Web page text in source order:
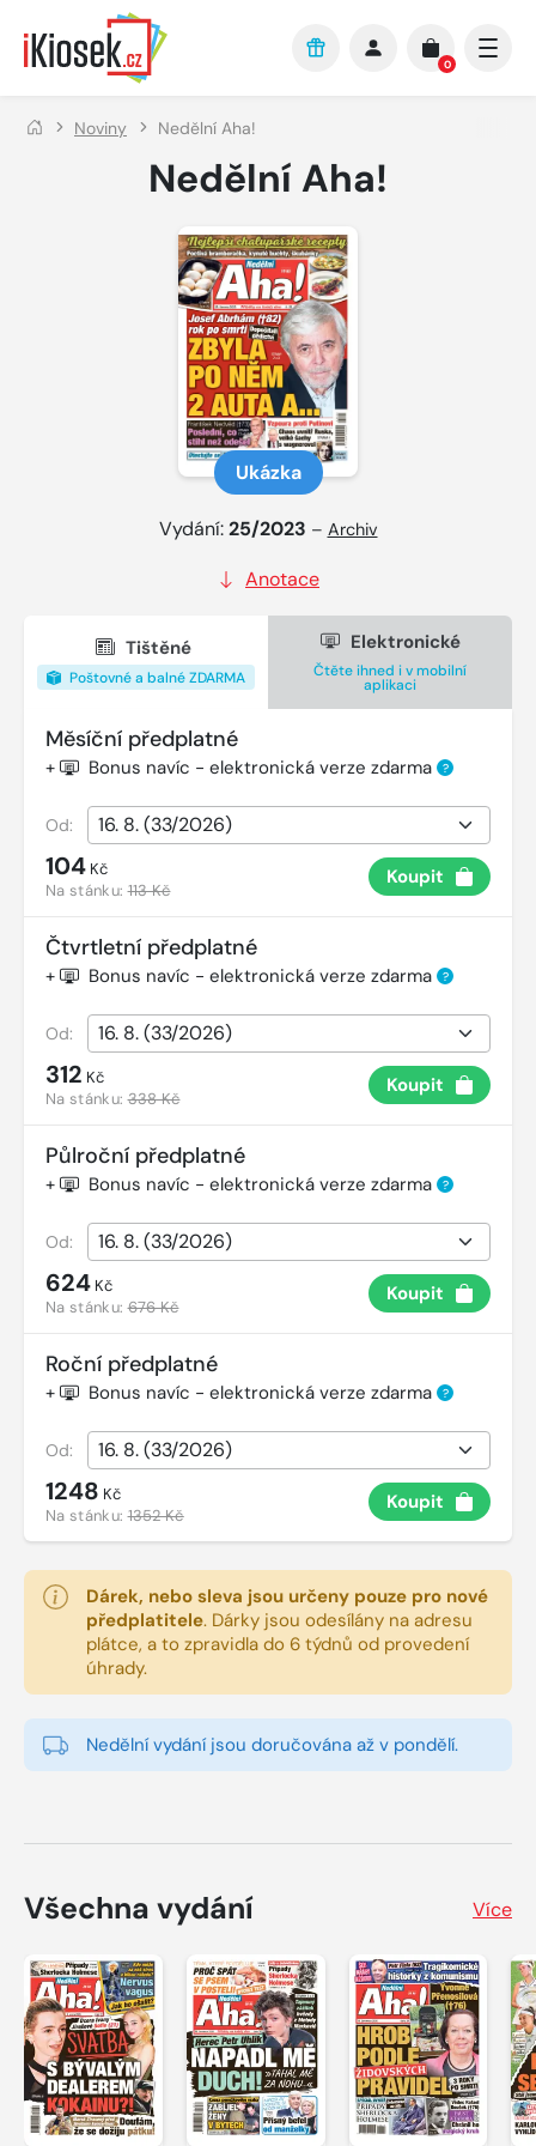
Přejít na hlavní obsah
0
Noviny Nedělní Aha!
Nedělní Aha!
Ukázka
Vydání:25/2023 – Archiv
Anotace
Tištěné
Poštovné a balné ZDARMA
Elektronické
Čtěte ihned i v mobilní
aplikaci
Měsíční předplatné
+ Bonus navíc - elektronická verze zdarma ?
Od:
104 Kč
Na stánku:113 Kč
Koupit
Čtvrtletní předplatné
+ Bonus navíc - elektronická verze zdarma ?
Od:
312 Kč
Na stánku:338 Kč
Koupit
Půlroční předplatné
+ Bonus navíc - elektronická verze zdarma ?
Od:
624 Kč
Na stánku:676 Kč
Koupit
Roční předplatné
+ Bonus navíc - elektronická verze zdarma ?
Od:
1248 Kč
Na stánku:1352 Kč
Koupit
Dárek, nebo sleva jsou určeny pouze pro nové
předplatitele. Dárky jsou odesílány na adresu
plátce, a to zpravidla do 6 týdnů od provedení
úhrady.
Nedělní vydání jsou doručována až v pondělí.
Všechna vydání Více